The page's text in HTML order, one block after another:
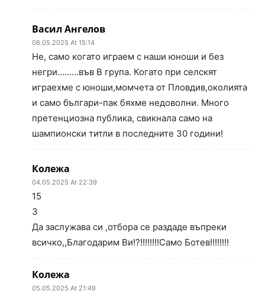
Васил Ангелов
06.05.2025 At 15:14
Не, само когато играем с наши юноши и без
негри………във В група. Когато при селскят
играехме с юноши,момчета от Пловдив,околията
и само българи-пак бяхме недоволни. Много
претенциозна публика, свикнала само на
шампионски титли в последните 30 години!
Колежа
04.05.2025 At 22:39
15
3
Да заслужава си ,отбора се раздаде въпреки
всичко,,Благодарим Ви!?!!!!!!!!Само Ботев!!!!!!!!
Колежа
05.05.2025 At 21:49